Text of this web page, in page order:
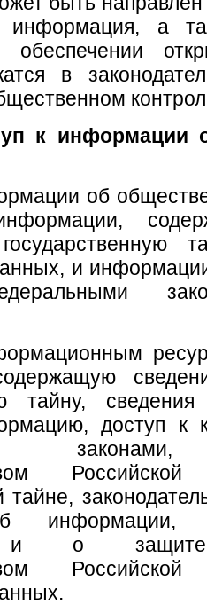
информация, а
обеспечении
в
к информации
об
и
тайну,
доступ к
законами,
тайне,
информации,
и о защите